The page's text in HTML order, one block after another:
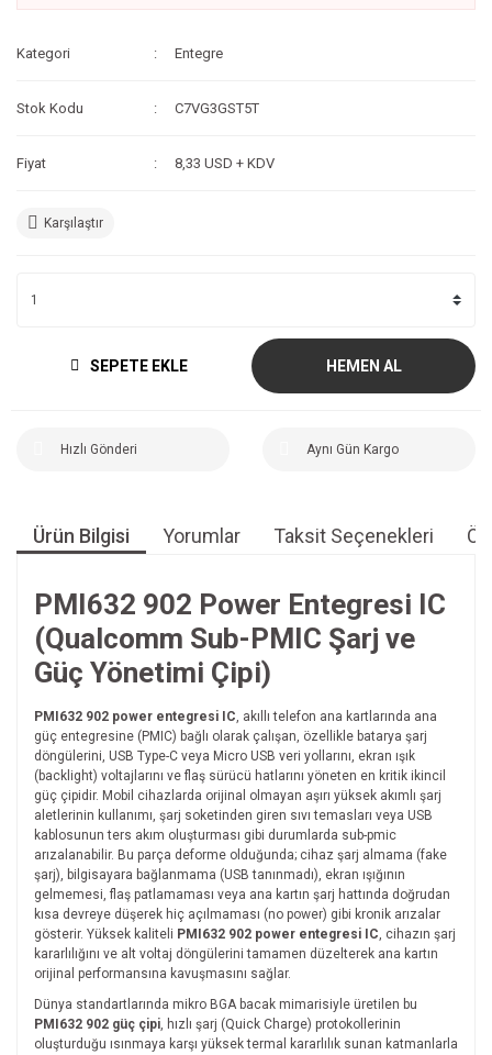
Kategori Entegre
Stok Kodu C7VG3GST5T
Fiyat 8,33 USD + KDV
Karşılaştır
SEPETE EKLE HEMEN AL
Hızlı Gönderi Aynı Gün Kargo
Ürün Bilgisi Yorumlar Taksit Seçenekleri
PMI632 902 Power Entegresi IC
(Qualcomm Sub-PMIC Şarj ve
Güç Yönetimi Çipi)
PMI632 902 power entegresi IC, akıllı telefon ana kartlarında ana
güç entegresine (PMIC) bağlı olarak çalışan, özellikle batarya şarj
döngülerini, USB Type-C veya Micro USB veri yollarını, ekran ışık
(backlight) voltajlarını ve flaş sürücü hatlarını yöneten en kritik ikincil
güç çipidir. Mobil cihazlarda orijinal olmayan aşırı yüksek akımlı şarj
aletlerinin kullanımı, şarj soketinden giren sıvı temasları veya USB
kablosunun ters akım oluşturması gibi durumlarda sub-pmic
arızalanabilir. Bu parça deforme olduğunda; cihaz şarj almama (fake
şarj), bilgisayara bağlanmama (USB tanınmadı), ekran ışığının
gelmemesi, flaş patlamaması veya ana kartın şarj hattında doğrudan
kısa devreye düşerek hiç açılmaması (no power) gibi kronik arızalar
gösterir. Yüksek kaliteli PMI632 902 power entegresi IC, cihazın şarj
kararlılığını ve alt voltaj döngülerini tamamen düzelterek ana kartın
orijinal performansına kavuşmasını sağlar.
Dünya standartlarında mikro BGA bacak mimarisiyle üretilen bu
PMI632 902 güç çipi, hızlı şarj (Quick Charge) protokollerinin
oluşturduğu ısınmaya karşı yüksek termal kararlılık sunan katmanlarla